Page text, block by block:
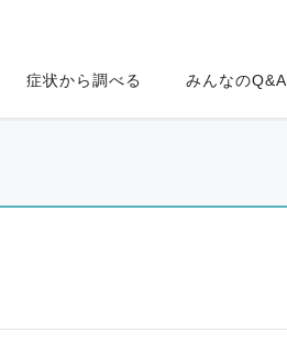
症状から調べる みんなのQ&A